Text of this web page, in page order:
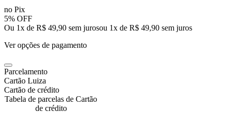
no Pix
5% OFF
Ou 1x de R$ 49,90 sem jurosou 1x de R$ 49,90 sem juros
Ver opções de pagamento
Parcelamento
Cartão Luiza
Cartão de crédito
Tabela de parcelas de Cartão
de crédito